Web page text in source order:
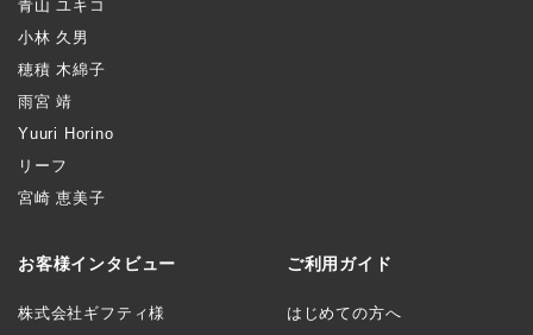
青山 ユキコ
小林 久男
穂積 木綿子
雨宮 靖
Yuuri Horino
リーフ
宮崎 恵美子
お客様インタビュー
株式会社ギフティ様
ご利用ガイド
はじめての方へ